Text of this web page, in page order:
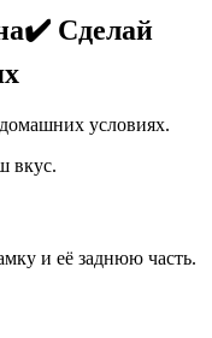
Сделай
условиях.
вкус.
и её заднюю часть.